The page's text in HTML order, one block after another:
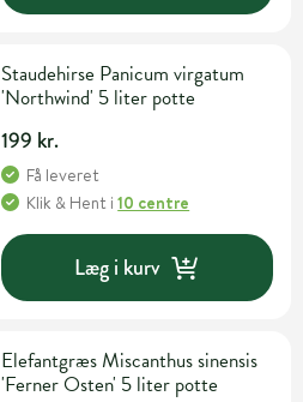
Staudehirse Panicum virgatum
'Northwind' 5 liter potte
199 kr.
Få leveret
Klik & Hent i10 centre
Læg i kurv
Elefantgræs Miscanthus sinensis
'Ferner Osten' 5 liter potte